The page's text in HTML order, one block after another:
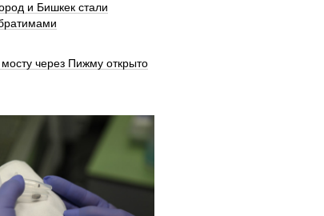
и Бишкек стали
через Пижму открыто